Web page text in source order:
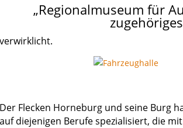
„Regionalmuseum für
verwirklicht.
Der Flecken Horneburg und seine Burg
auf diejenigen Berufe spezialisiert, die